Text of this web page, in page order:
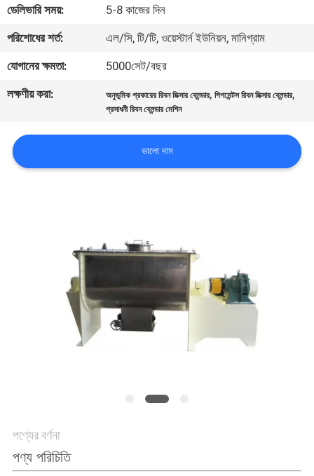
মান
নিয়ন্ত্রণ
যোগাযোগ
উদ্ধৃতির
ডেলিভারি সময়:
5-8 কাজের দিন
পরিশোধের শর্ত:
এল/সি, টি/টি, ওয়েস্টার্ন ইউনিয়ন, মানিগ্রাম
যোগানের ক্ষমতা:
5000সেট/বছর
লক্ষণীয় করা:
অনুভূমিক প্রকারের রিবন মিক্সার ব্লেন্ডার,পিগমেন্টস রিবন মিক্সার ব্লেন্ডার,
প্রসাধনী রিবন ব্লেন্ডার মেশিন
ভালো দাম
পণ্যের বর্ণনা
পণ্য পরিচিতি